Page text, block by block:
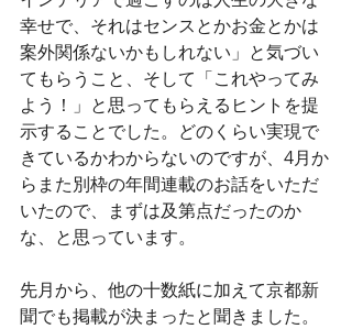
幸せで、それはセンスとかお金とかは
案外関係ないかもしれない」と気づい
てもらうこと、そして「これやってみ
よう！」と思ってもらえるヒントを提
示することでした。どのくらい実現で
きているかわからないのですが、4月か
らまた別枠の年間連載のお話をいただ
いたので、まずは及第点だったのか
な、と思っています。
先月から、他の十数紙に加えて京都新
聞でも掲載が決まったと聞きました。